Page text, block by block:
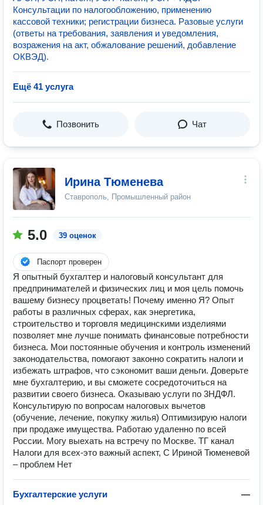
Консультации по налогообложению, применению
кассовой техники; регистрации бизнеса. Разовые услуги
(ответы на требования, заявления и уведомления,
возражения на акт, обжалование решений, добавление
ОКВЭД).
Ещё 41 услуга
Позвонить Чат
Ирина Тюменева
Ставрополь, Промышленный район
5.0 39 оценок
Паспорт проверен
Я опытный бухгалтер и налоговый консультант для
предпринимателей и физических лиц и моя цель помочь
вашему бизнесу процветать! Почему именно Я? Опыт
работы в различных сферах, как энергетика,
строительство и торговля медицинскими изделиями
позволяет мне лучше понимать финансовые потребности
бизнеса. Мои постоянные обучения и контроль изменений
законодательства, помогают законно сократить налоги и
избежать штрафов, что сэкономит ваши деньги. Доверьте
мне бухгалтерию, и вы сможете сосредоточиться на
развитии своего бизнеса. Оказываю услуги по 3НДФЛ.
Консультирую по вопросам налоговых вычетов
(обучение, лечение, покупку жилья) Оптимизирую налоги
при продаже имущества. Работаю удаленно по всей
России. Могу выехать на встречу по Москве. ТГ канал
Налоги для всех-это важный аспект, С Ириной Тюменевой
– проблем Нет
Бухгалтерские услуги —